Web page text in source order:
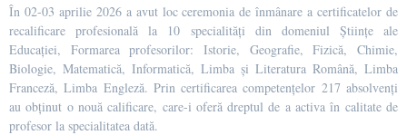
În 02-03 aprilie 2026 a avut loc ceremonia de înmânare a certificatelor de
recalificare profesională la 10 specialități din domeniul Științe ale
Educației, Formarea profesorilor: Istorie, Geografie, Fizică, Chimie,
Biologie, Matematică, Informatică, Limba și Literatura Română, Limba
Franceză, Limba Engleză. Prin certificarea competențelor 217 absolvenți
au obținut o nouă calificare, care-i oferă dreptul de a activa în calitate de
profesor la specialitatea dată.